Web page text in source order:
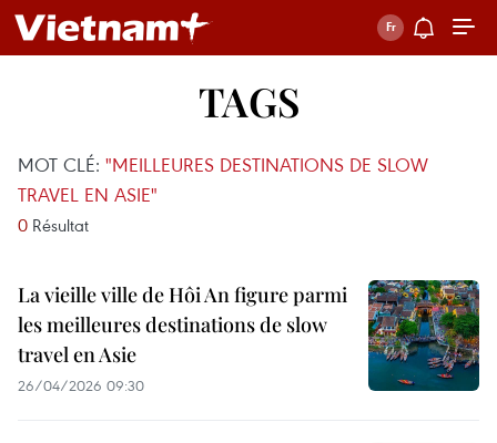
TAGS
MOT CLÉ: "MEILLEURES DESTINATIONS DE SLOW
TRAVEL EN ASIE"
0 Résultat
La vieille ville de Hôi An figure parmi
les meilleures destinations de slow
travel en Asie
26/04/2026 09:30